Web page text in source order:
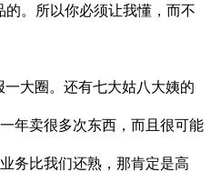
。所以你必须让我懂，而不
大圈。还有七大姑八大姨的
年卖很多次东西，而且很可能
务比我们还熟，那肯定是高